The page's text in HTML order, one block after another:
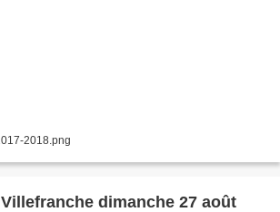
2018.png
dimanche 27 août